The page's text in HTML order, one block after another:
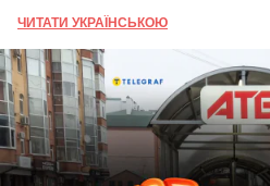
ЧИТАТИ УКРАЇНСЬКОЮ